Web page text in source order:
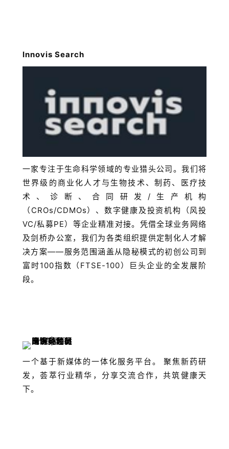
Innovis Search
一家专注于生命科学领域的专业猎头公司。我们将
世界级的商业化人才与生物技术、制药、医疗技
术、诊断、合同研发/生产机构
（CROs/CDMOs）、数字健康及投资机构（风投
VC/私募PE）等企业精准对接。凭借全球业务网络
及剑桥办公室，我们为各类组织提供定制化人才解
决方案——服务范围涵盖从隐秘模式的初创公司到
富时100指数（FTSE-100）巨头企业的全发展阶
段。
一个基于新媒体的一体化服务平台。 聚焦新药研
发，荟萃行业精华，分享交流合作，共筑健康天
下。